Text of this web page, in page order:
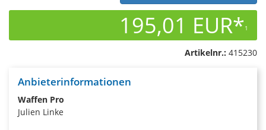
195,01 EUR*1
Artikelnr.: 415230
Anbieterinformationen
Waffen Pro
Julien Linke